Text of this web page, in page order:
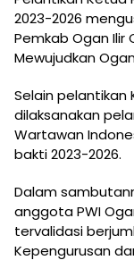
2023-2026
Pemkab Ogan Ilir
Mewujudkan
Selain pelantikan
dilaksanakan
Wartawan
bakti 2023-2026.
Dalam
anggota PWI
tervalidasi
Kepengurusan